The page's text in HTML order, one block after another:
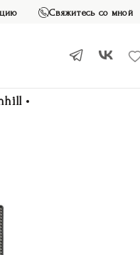
Свяжитесь со мной